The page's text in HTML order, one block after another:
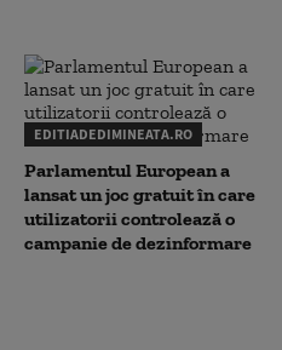
EDITIADEDIMINEATA.RO
Parlamentul European a
lansat un joc gratuit în care
utilizatorii controlează o
campanie de dezinformare